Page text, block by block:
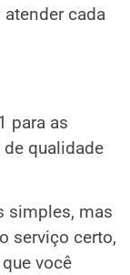
cada
para as
qualidade
simples, mas
serviço certo,
você